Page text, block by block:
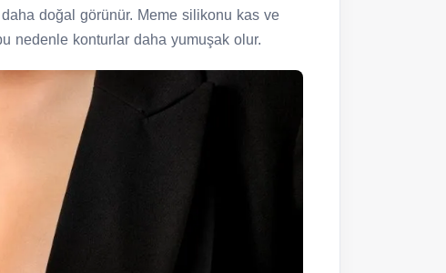
doğal görünür. Meme silikonu kas ve
nedenle konturlar daha yumuşak olur.